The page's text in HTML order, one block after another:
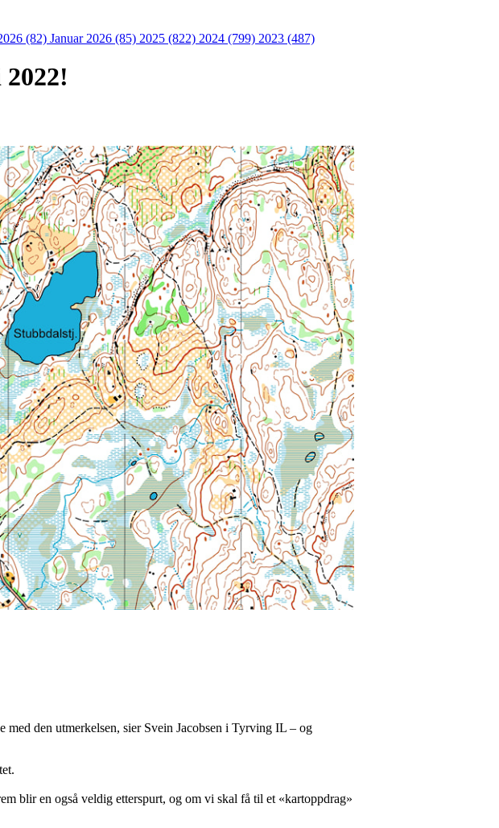
(82) Januar 2026 (85) 2025 (822) 2024 (799) 2023 (487)
den utmerkelsen, sier Svein Jacobsen i Tyrving IL – og
blir en også veldig etterspurt, og om vi skal få til et «kartoppdrag»